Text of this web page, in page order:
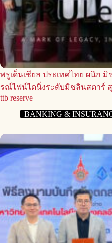
พรูเด็นเชียล ประเทศไทย ผนึก
รณ์ไฟน์ไดนิ่งระดับมิชลินสตาร์
ttb reserve
BANKING &